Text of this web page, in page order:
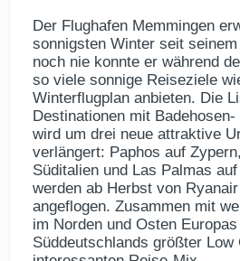
Der Flughafen Memmingen
sonnigsten Winter seit
noch nie konnte er während
so viele sonnige Reiseziele
Winterflugplan anbieten. Die
Destinationen mit
wird um drei neue attraktive
verlängert: Paphos auf
Süditalien und Las Palmas
werden ab Herbst von
angeflogen. Zusammen mit
im Norden und Osten
Süddeutschlands größter Low